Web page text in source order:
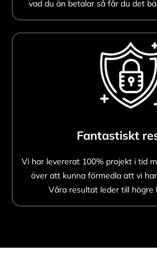
vad du än betalar så får du det
Fantastiskt
Vi har levererat 100% projekt i tid
över att kunna förmedla att vi
Våra resultat leder till högre